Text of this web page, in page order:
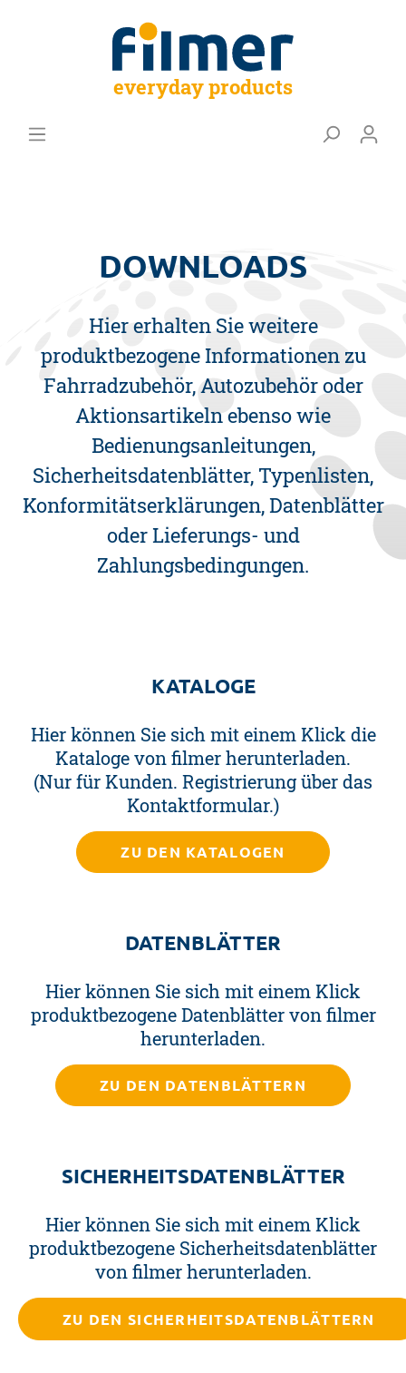
everyday products
DOWNLOADS
Hier erhalten Sie weitere
produktbezogene Informationen zu
Fahrradzubehör, Autozubehör oder
Aktionsartikeln ebenso wie
Bedienungsanleitungen,
Sicherheitsdatenblätter, Typenlisten,
Konformitätserklärungen, Datenblätter
oder Lieferungs- und
Zahlungsbedingungen.
KATALOGE
Hier können Sie sich mit einem Klick die
Kataloge von filmer herunterladen.
(Nur für Kunden. Registrierung über das
Kontaktformular.)
ZU DEN KATALOGEN
DATENBLÄTTER
Hier können Sie sich mit einem Klick
produktbezogene Datenblätter von filmer
herunterladen.
ZU DEN DATENBLÄTTERN
SICHERHEITSDATENBLÄTTER
Hier können Sie sich mit einem Klick
produktbezogene Sicherheitsdatenblätter
von filmer herunterladen.
ZU DEN SICHERHEITSDATENBLÄTTERN